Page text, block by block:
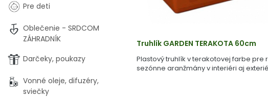
Truhlík GARDEN TERAKOTA 60cm
Plastový truhlík v terakotovej farbe pre
sezónne aranžmány v interiéri aj
Pre deti
Oblečenie - SRDCOM
ZÁHRADNÍK
Darčeky, poukazy
Vonné oleje, difuzéry,
sviečky